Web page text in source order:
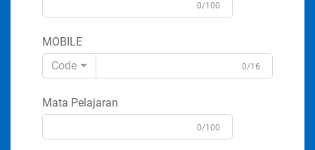
0/100
MOBILE
Code
0/16
Mata Pelajaran
0/100